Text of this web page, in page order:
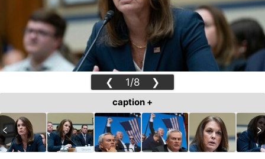
❮ 1/8 ❯
caption +